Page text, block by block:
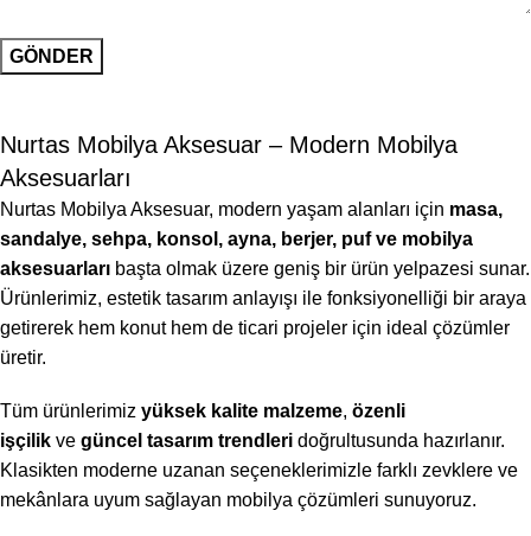
Nurtas Mobilya Aksesuar – Modern Mobilya
Aksesuarları
Nurtas Mobilya Aksesuar, modern yaşam alanları için masa,
sandalye, sehpa, konsol, ayna, berjer, puf ve mobilya
aksesuarları başta olmak üzere geniş bir ürün yelpazesi sunar.
Ürünlerimiz, estetik tasarım anlayışı ile fonksiyonelliği bir araya
getirerek hem konut hem de ticari projeler için ideal çözümler
üretir.
Tüm ürünlerimiz yüksek kalite malzeme, özenli
işçilik ve güncel tasarım trendleri doğrultusunda hazırlanır.
Klasikten moderne uzanan seçeneklerimizle farklı zevklere ve
mekânlara uyum sağlayan mobilya çözümleri sunuyoruz.